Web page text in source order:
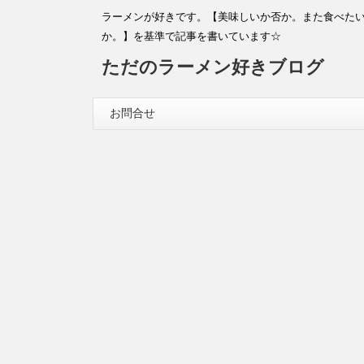
ラーメンが好きです。【美味しいか否か。また食べた
か。】を基準で記事を書いています☆
ただのラーメン好きブログ
お問合せ